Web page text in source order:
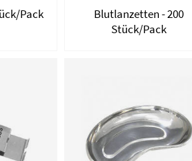
Pack
Blutlanzetten - 200
Stück/Pack